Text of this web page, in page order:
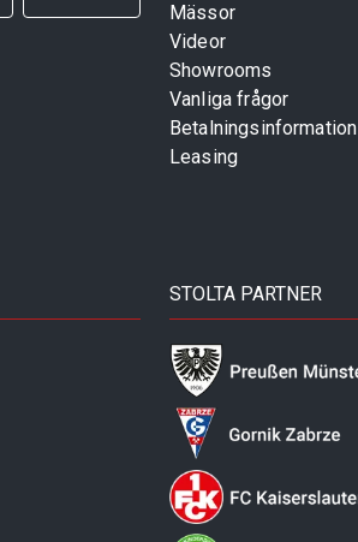
Mässor
Videor
Showrooms
Vanliga frågor
Betalningsinformation
Leasing
STOLTA PARTNER